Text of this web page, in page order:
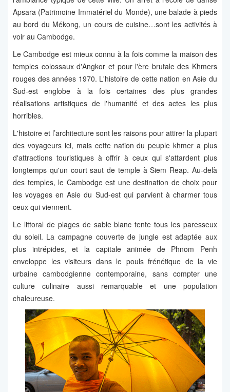
Apsara (Patrimoine Immatériel du Monde), une balade à pieds
au bord du Mékong, un cours de cuisine…sont les activités à
voir au Cambodge.
Le Cambodge est mieux connu à la fois comme la maison des
temples colossaux d'Angkor et pour l'ère brutale des Khmers
rouges des années 1970. L'histoire de cette nation en Asie du
Sud-est englobe à la fois certaines des plus grandes
réalisations artistiques de l'humanité et des actes les plus
horribles.
L'histoire et l’architecture sont les raisons pour attirer la plupart
des voyageurs ici, mais cette nation du peuple khmer a plus
d'attractions touristiques à offrir à ceux qui s'attardent plus
longtemps qu'un court saut de temple à Siem Reap. Au-delà
des temples, le Cambodge est une destination de choix pour
les voyages en Asie du Sud-est qui parvient à charmer tous
ceux qui viennent.
Le littoral de plages de sable blanc tente tous les paresseux
du soleil. La campagne couverte de jungle est adaptée aux
plus intrépides, et la capitale animée de Phnom Penh
enveloppe les visiteurs dans le pouls frénétique de la vie
urbaine cambodgienne contemporaine, sans compter une
culture culinaire aussi remarquable et une population
chaleureuse.